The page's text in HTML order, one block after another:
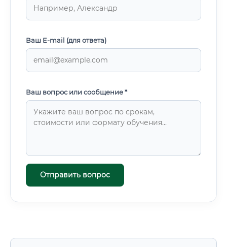
Ваш E-mail (для ответа)
Ваш вопрос или сообщение *
Отправить вопрос